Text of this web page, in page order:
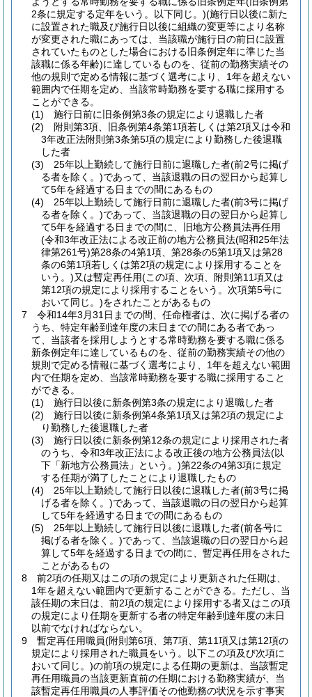
2条に規定する定年をいう。以下同じ。)(施行日以後に新た
に設置された職及び施行日以後に組織の変更等により名称
が変更された職にあっては、当該職が施行日の前日に設置
されていたものとした場合における旧条例定年に準じた当
該職に係る年齢)に達しているものを、従前の勤務実績その
他の規則で定める情報に基づく選考により、1年を超えない
範囲内で任期を定め、当該常時勤務を要する職に採用する
ことができる。
(1)
施行日前に旧条例第3条の規定により退職した者
(2)
附則第3項、旧条例第4条第1項若しくは第2項又は令和
3年改正法附則第3条第5項の規定により勤務した後退職
した者
(3)
25年以上勤続して施行日前に退職した者(前2号に掲げ
る者を除く。)であって、当該退職の日の翌日から起算し
て5年を経過する日までの間にあるもの
(4)
25年以上勤続して施行日前に退職した者(前3号に掲げ
る者を除く。)であって、当該退職の日の翌日から起算し
て5年を経過する日までの間に、旧地方公務員法再任用
(令和3年改正法による改正前の地方公務員法(昭和25年法
律第261号)第28条の4第1項、第28条の5第1項又は第28
条の6第1項若しくは第2項の規定により採用することを
いう。)又は暫定再任用(この項、次項、附則第11項又は
第12項の規定により採用することをいう。次項第5号に
おいて同じ。)をされたことがあるもの
7
令和14年3月31日までの間、任命権者は、次に掲げる者の
うち、特定年齢到達年度の末日までの間にある者であっ
て、当該者を採用しようとする常時勤務を要する職に係る
新条例定年に達しているものを、従前の勤務実績その他の
規則で定める情報に基づく選考により、1年を超えない範囲
内で任期を定め、当該常時勤務を要する職に採用すること
ができる。
(1)
施行日以後に新条例第3条の規定により退職した者
(2)
施行日以後に新条例第4条第1項又は第2項の規定によ
り勤務した後退職した者
(3)
施行日以後に新条例第12条の規定により採用された者
のうち、令和3年改正法による改正後の地方公務員法(以
下「新地方公務員法」という。)第22条の4第3項に規定
する任期が満了したことにより退職したもの
(4)
25年以上勤続して施行日以後に退職した者(前3号に掲
げる者を除く。)であって、当該退職の日の翌日から起算
して5年を経過する日までの間にあるもの
(5)
25年以上勤続して施行日以後に退職した者(前各号に
掲げる者を除く。)であって、当該退職の日の翌日から起
算して5年を経過する日までの間に、暫定再任用をされた
ことがあるもの
8
前2項の任期又はこの項の規定により更新された任期は、
1年を超えない範囲内で更新することができる。 ただし、当
該任期の末日は、前2項の規定により採用する者又はこの項
の規定により任期を更新する者の特定年齢到達年度の末日
以前でなければならない。
9
暫定再任用職員(附則第6項、第7項、第11項又は第12項の
規定により採用された職員をいう。以下この項及び次項に
おいて同じ。)の前項の規定による任期の更新は、当該暫定
再任用職員の当該更新直前の任期における勤務実績が、当
該暫定再任用職員の人事評価その他勤務の状況を示す事実